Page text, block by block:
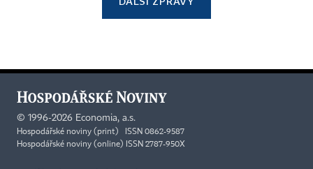
© 1996-2026 Economia, a.s.
Hospodářské noviny (print) ISSN 0862-9587
Hospodářské noviny (online) ISSN 2787-950X